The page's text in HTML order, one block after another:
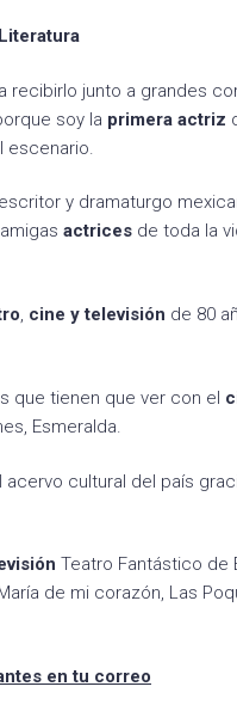
recibirlo junto a grandes
soy la primera actriz
escenario.
y dramaturgo
actrices de toda la
, cine y televisión de 80
que tienen que ver con el
Esmeralda.
cultural del país
Teatro Fantástico de
de mi corazón, Las
en tu correo